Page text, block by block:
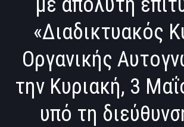
«Διαδικτυακός
Οργανικής
την Κυριακή, 3
υπό τη